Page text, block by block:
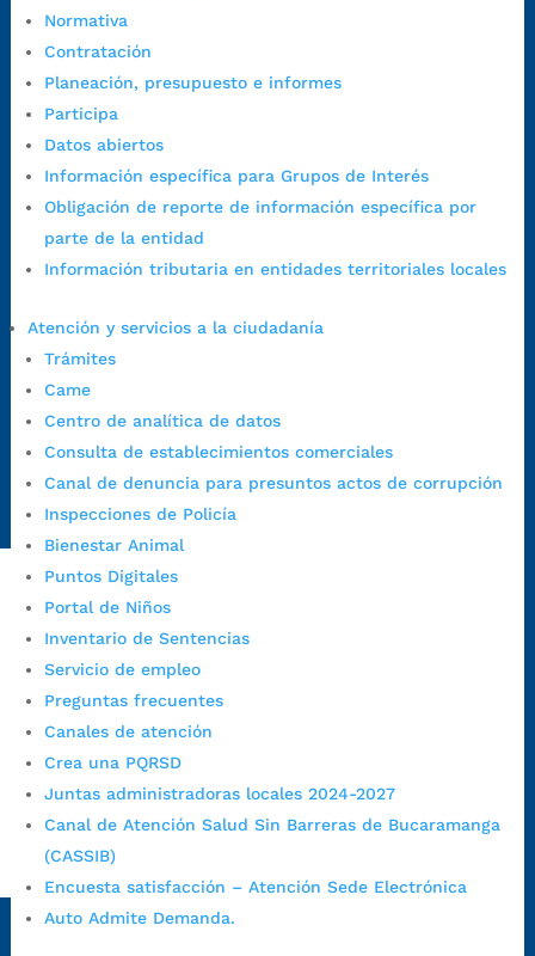
Normativa
Contratación
Planeación, presupuesto e informes
Participa
Datos abiertos
Información específica para Grupos de Interés
Obligación de reporte de información específica por
parte de la entidad
Información tributaria en entidades territoriales locales
Atención y servicios a la ciudadanía
Trámites
Came
Centro de analítica de datos
Consulta de establecimientos comerciales
Canal de denuncia para presuntos actos de corrupción
Inspecciones de Policía
Bienestar Animal
Puntos Digitales
Portal de Niños
Inventario de Sentencias
Servicio de empleo
Preguntas frecuentes
Canales de atención
Crea una PQRSD
Juntas administradoras locales 2024-2027
Canal de Atención Salud Sin Barreras de Bucaramanga
(CASSIB)
Encuesta satisfacción – Atención Sede Electrónica
Auto Admite Demanda.
@AlcaldíaBGA
Alcaldía de Bucaramanga
PrensaBucaramanga
Autorización de Tratamiento de Datos Personales